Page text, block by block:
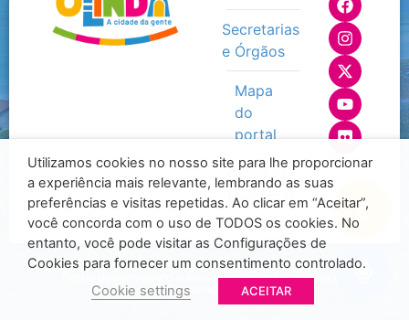
Secretarias
e Órgãos
Mapa
do
portal
Ouvidoria
Municipal
© 2025 - Todos os direitos reservados - Prefeitura de Olinda /
Portal desenvolvido e atualizado pela Secretaria de
Comunicação
Utilizamos cookies no nosso site para lhe proporcionar
a experiência mais relevante, lembrando as suas
preferências e visitas repetidas. Ao clicar em “Aceitar”,
você concorda com o uso de TODOS os cookies. No
entanto, você pode visitar as Configurações de
Cookies para fornecer um consentimento controlado.
Cookie settings
ACEITAR